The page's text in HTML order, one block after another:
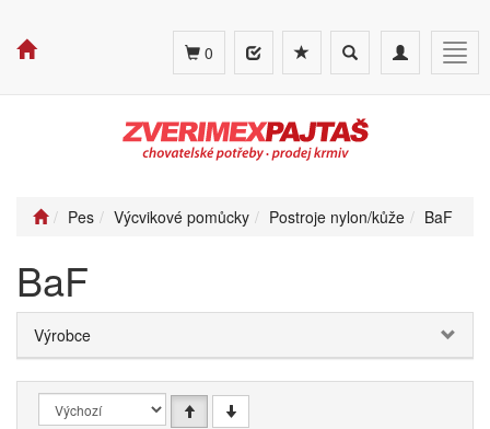
Toggle
navigation
Toggle
search
0
Pes Výcvikové pomůcky Postroje nylon/kůže BaF
BaF
Výrobce